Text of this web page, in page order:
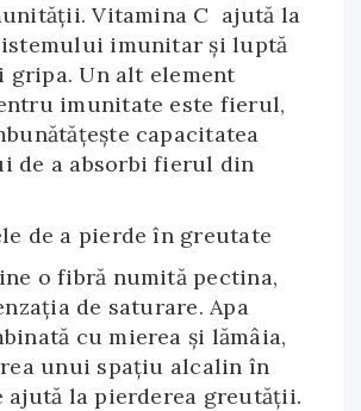
Vitamina C ajută la
imunitar și luptă
gripa. Un alt element
imunitate este fierul,
capacitatea
de a absorbi fierul din
de a pierde în greutate
o fibră numită pectina,
de saturare. Apa
cu mierea și lămâia,
unui spațiu alcalin în
ajută la pierderea greutății.